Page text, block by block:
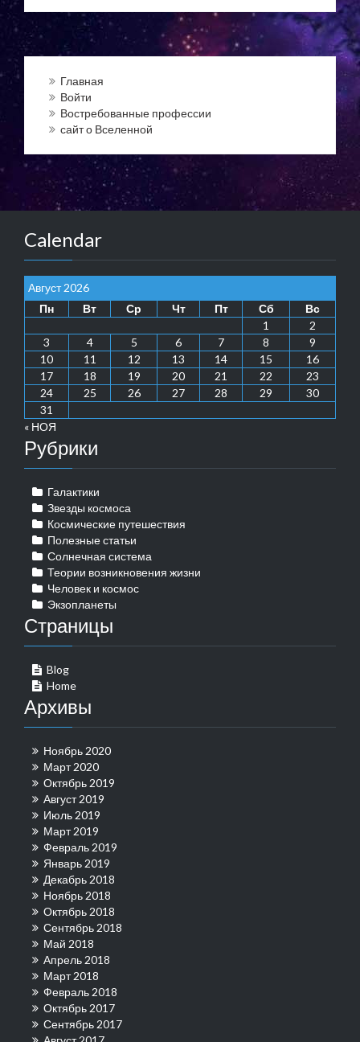
Главная
Войти
Востребованные профессии
сайт о Вселенной
Calendar
Август 2026
Пн
Вт Ср Чт Пт Сб
Вс
1
2
3
4 5 6 7 8
9
10
11 12 13 14 15
16
17
18 19 20 21 22
23
24
25 26 27 28 29
30
31
« НОЯ
Рубрики
Галактики
Звезды космоса
Космические путешествия
Полезные статьи
Солнечная система
Теории возникновения жизни
Человек и космос
Экзопланеты
Страницы
Blog
Home
Архивы
Ноябрь 2020
Март 2020
Октябрь 2019
Август 2019
Июль 2019
Март 2019
Февраль 2019
Январь 2019
Декабрь 2018
Ноябрь 2018
Октябрь 2018
Сентябрь 2018
Май 2018
Апрель 2018
Март 2018
Февраль 2018
Октябрь 2017
Сентябрь 2017